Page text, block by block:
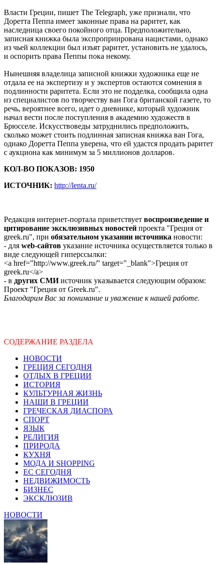
Власти Греции, пишет The Telegraph, уже признали, что
Доретта Пеппа имеет законные права на раритет, как
наследница своего покойного отца. Предположительно,
записная книжка была экспроприирована нацистами, однако
из чьей коллекции был изъят раритет, установить не удалось,
и оспорить права Пеппы пока некому.
Нынешняя владелица записной книжки художника еще не
отдала ее на экспертизу и у экспертов остаются сомнения в
подлинности раритета. Если это не подделка, сообщила одна
из специалистов по творчеству ван Гога британской газете, то
речь, вероятнее всего, идет о дневнике, который художник
начал вести после поступления в академию художеств в
Брюсселе. Искусствоведы затруднились предположить,
сколько может стоить подлинная записная книжка ван Гога,
однако Доретта Пеппа уверена, что ей удастся продать раритет
с аукциона как минимум за 5 миллионов долларов.
КОЛ-ВО ПОКАЗОВ: 1950
ИСТОЧНИК: http://lenta.ru/
Редакция интернет-портала приветствует воспроизведение и
цитирование эксклюзивных новостей проекта "Греция от
greek.ru", при обязательном указании источника новости:
- для web-сайтов указание источника осуществляется только в
виде следующей гиперссылки:
<a href="http://www.greek.ru/" target="_blank">Греция от
greek.ru</a>
- в других СМИисточник указывается следующим образом:
Проект "Греция от Greek.ru".
Благодарим Вас за понимание и уважение к нашей работе.
СОДЕРЖАНИЕ РАЗДЕЛА
НОВОСТИ
ГРЕЦИЯ СЕГОДНЯ
ОТДЫХ В ГРЕЦИИ
ИСТОРИЯ
КУЛЬТУРНАЯ ЖИЗНЬ
НАШИ В ГРЕЦИИ
ГРЕЧЕСКАЯ ДИАСПОРА
СПОРТ
ЯЗЫК
РЕЛИГИЯ
ПРИРОДА
КУХНЯ
МОДА И SHOPPING
ЕС СЕГОДНЯ
НЕДВИЖИМОСТЬ
БИЗНЕС
ЭКСКЛЮЗИВ
НОВОСТИ